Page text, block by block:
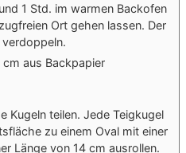
1 Std. im warmen Backofen
Ort gehen lassen. Der
aus Backpapier
Kugeln teilen. Jede Teigkugel
zu einem Oval mit einer
Länge von 14 cm ausrollen.